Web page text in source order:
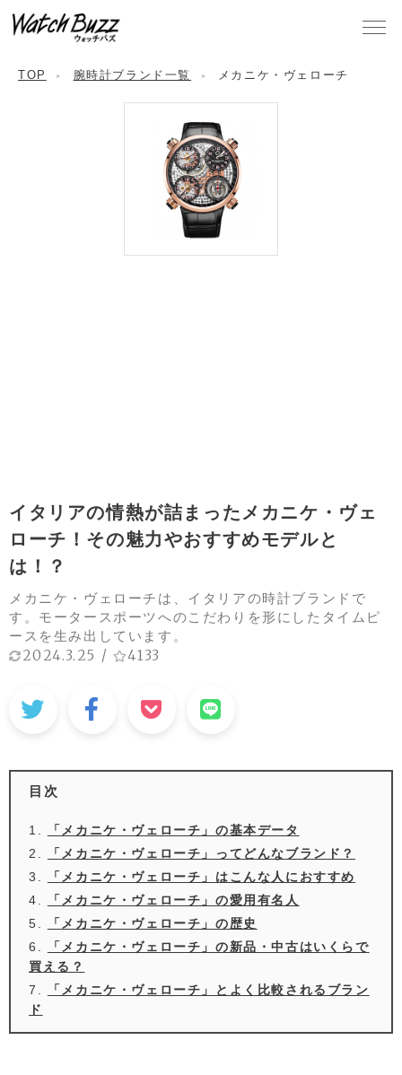
TOP 腕時計ブランド一覧 メカニケ・ヴェローチ
イタリアの情熱が詰まったメカニケ・ヴェ
ローチ！その魅力やおすすめモデルと
は！？
メカニケ・ヴェローチは、イタリアの時計ブランドで
す。モータースポーツへのこだわりを形にしたタイムピ
ースを生み出しています。
2024.3.25 / 4133
目次
「メカニケ・ヴェローチ」の基本データ
「メカニケ・ヴェローチ」ってどんなブランド？
「メカニケ・ヴェローチ」はこんな人におすすめ
「メカニケ・ヴェローチ」の愛用有名人
「メカニケ・ヴェローチ」の歴史
「メカニケ・ヴェローチ」の新品・中古はいくらで
買える？
「メカニケ・ヴェローチ」とよく比較されるブラン
ド